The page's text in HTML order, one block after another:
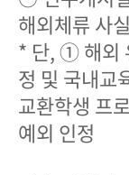
해외체류 사
* 단, ① 해외
정 및 국내교
교환학생 프
예외 인정